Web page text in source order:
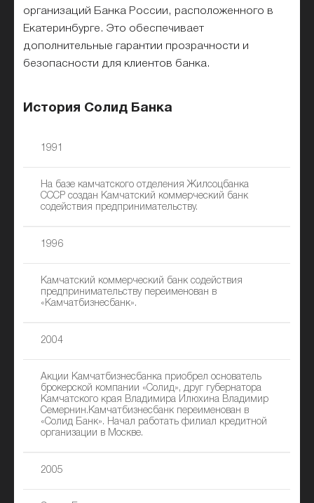
организаций Банка России, расположенного в
Екатеринбурге. Это обеспечивает
дополнительные гарантии прозрачности и
безопасности для клиентов банка.
История Солид Банка
1991
На базе камчатского отделения Жилсоцбанка
СССР создан Камчатский коммерческий банк
содействия предпринимательству.
1996
Камчатский коммерческий банк содействия
предпринимательству переименован в
«Камчатбизнесбанк».
2004
Акции Камчатбизнесбанка приобрел основатель
брокерской компании «Солид», друг губернатора
Камчатского края Владимира Илюхина Владимир
Семернин.Камчатбизнесбанк переименован в
«Солид Банк». Начал работать филиал кредитной
организации в Москве.
2005